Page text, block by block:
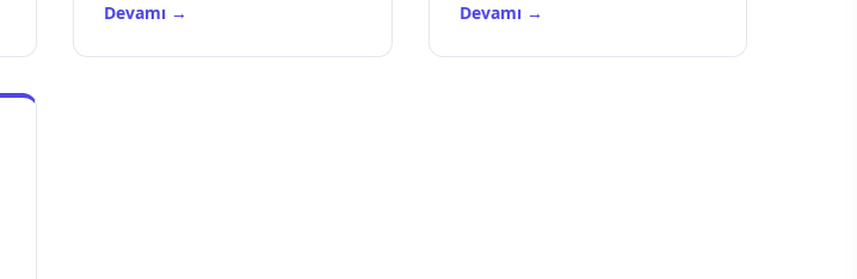
Devamı → Devamı →